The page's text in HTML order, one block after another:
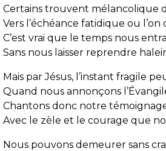
Certains trouvent mélancolique
Vers l’échéance fatidique ou l’on
C’est vrai que le temps nous
Sans nous laisser reprendre
Mais par Jésus, l’instant fragile
Quand nous annonçons
Chantons donc notre
Avec le zèle et le courage que
Nous pouvons demeurer sans